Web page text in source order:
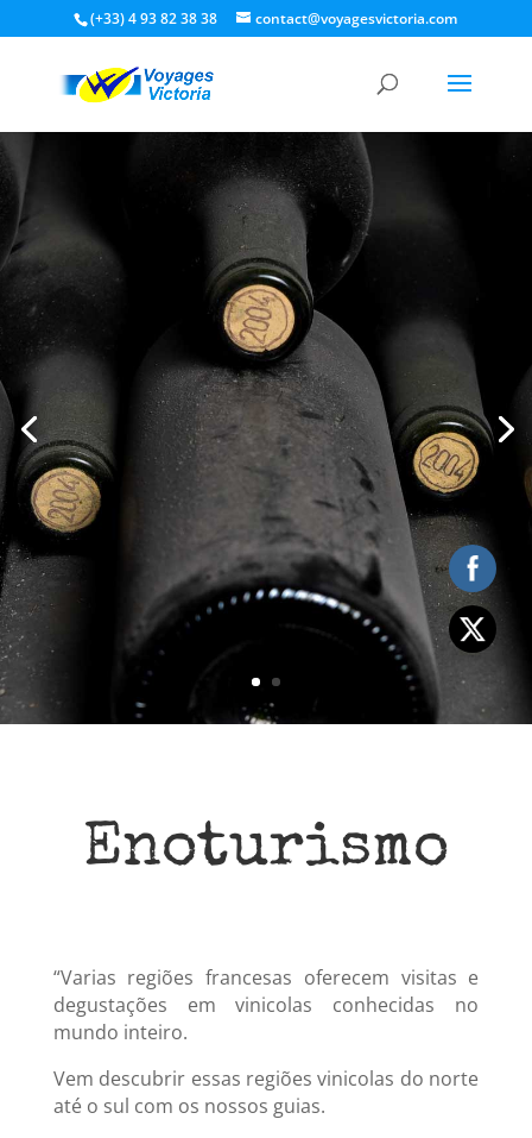
(+33) 4 93 82 38 38 contact@voyagesvictoria.com
Enoturismo
“Varias regiões francesas oferecem visitas e
degustações em vinicolas conhecidas no
mundo inteiro.
Vem descubrir essas regiões vinicolas do norte
até o sul com os nossos guias.